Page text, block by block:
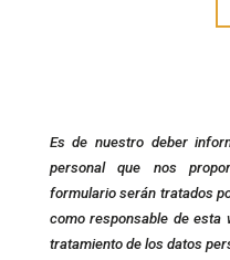
Es de nuestro deber
personal que nos
formulario serán tratados
como responsable de esta
tratamiento de los datos